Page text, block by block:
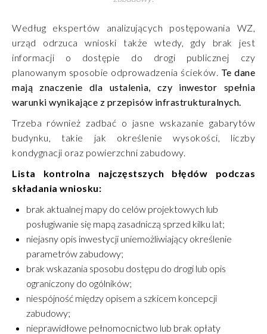
Według ekspertów analizujących postępowania WZ,
urząd odrzuca wnioski także wtedy, gdy brak jest
informacji o dostępie do drogi publicznej czy
planowanym sposobie odprowadzenia ścieków. Te dane
mają znaczenie dla ustalenia, czy inwestor spełnia
warunki wynikające z przepisów infrastrukturalnych.
Trzeba również zadbać o jasne wskazanie gabarytów
budynku, takie jak określenie wysokości, liczby
kondygnacji oraz powierzchni zabudowy.
Lista kontrolna najczęstszych błędów podczas
składania wniosku:
brak aktualnej mapy do celów projektowych lub
posługiwanie się mapą zasadniczą sprzed kilku lat;
niejasny opis inwestycji uniemożliwiający określenie
parametrów zabudowy;
brak wskazania sposobu dostępu do drogi lub opis
ograniczony do ogólników;
niespójność między opisem a szkicem koncepcji
zabudowy;
nieprawidłowe pełnomocnictwo lub brak opłaty